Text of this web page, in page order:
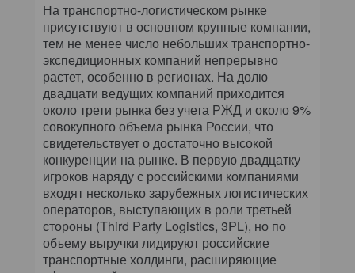
На транспортно-логистическом рынке
присутствуют в основном крупные компании,
тем не менее число небольших транспортно-
экспедиционных компаний непрерывно
растет, особенно в регионах. На долю
двадцати ведущих компаний приходится
около трети рынка без учета РЖД и около 9%
совокупного объема рынка России, что
свидетельствует о достаточно высокой
конкуренции на рынке. В первую двадцатку
игроков наряду с российскими компаниями
входят несколько зарубежных логистических
операторов, выступающих в роли третьей
стороны (Third Party Logistics, 3PL), но по
объему выручки лидируют российские
транспортные холдинги, расширяющие